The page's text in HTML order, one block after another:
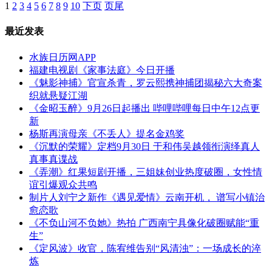
1 2 3 4 5 6 7 8 9 10 下页 页尾
最近发表
水族日历网APP
福建电视剧《家事法庭》今日开播
《魅影神捕》官宣杀青，罗云熙携神捕团揭秘六大奇案
织就悬疑江湖
《金昭玉醉》9月26日起播出 哔哩哔哩每日中午12点更
新
杨斯再演母亲《不丢人》提名金鸡奖
《沉默的荣耀》定档9月30日 于和伟吴越领衔演绎真人
真事真谍战
《弄潮》红果短剧开播，三姐妹创业热度破圈，女性情
谊引爆观众共鸣
制片人刘宁之新作《遇见爱情》云南开机， 谱写小镇治
愈恋歌
《不负山河不负她》热拍 广西南宁具像化破圈赋能“重
生”
《定风波》收官，陈宥维告别“风清浊”：一场成长的淬
炼